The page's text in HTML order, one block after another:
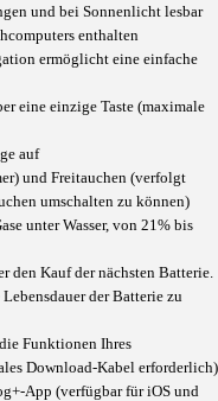
und bei Sonnenlicht lesbar
enthalten
ermöglicht eine einfache
eine einzige Taste (maximale
auf
und Freitauchen (verfolgt
umschalten zu können)
unter Wasser, von 21% bis
den Kauf der nächsten Batterie.
der Batterie zu
Funktionen Ihres
Download-Kabel erforderlich)
App (verfügbar für iOS und